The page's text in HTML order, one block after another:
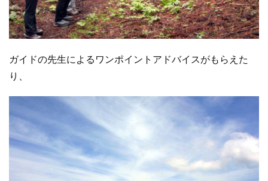
ガイドの先生によるワンポイントアドバイスがもらえた
り、